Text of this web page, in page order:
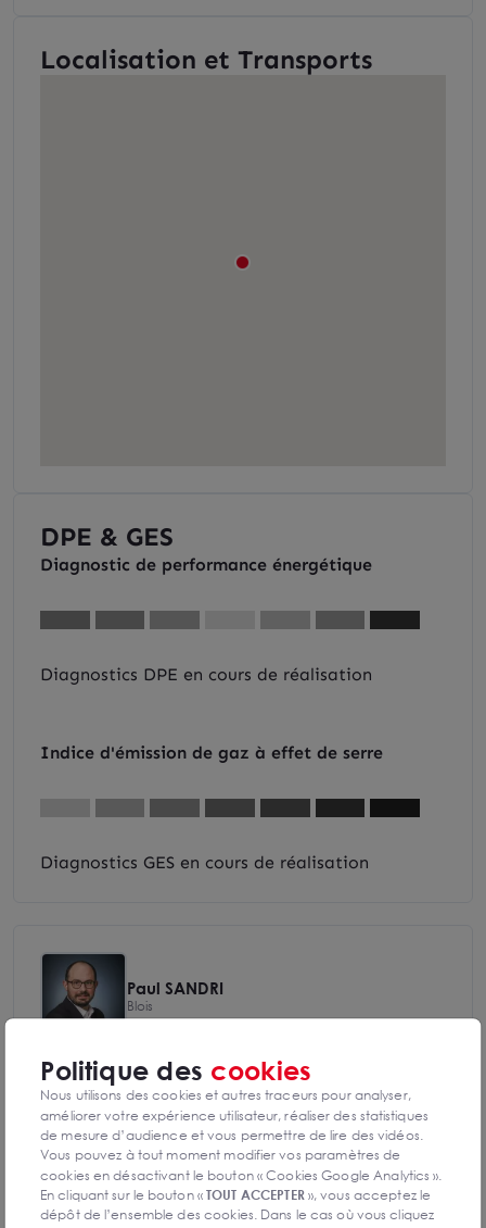
Localisation et Transports
DPE & GES
Diagnostic de performance énergétique
Diagnostics DPE en cours de réalisation
Indice d'émission de gaz à effet de serre
Diagnostics GES en cours de réalisation
Paul SANDRI
Blois
0254740888
Mettre en favoris
Nom Prénom
Politique des cookies
Nous utilisons des cookies et autres traceurs pour analyser,
améliorer votre expérience utilisateur, réaliser des statistiques
de mesure d’audience et vous permettre de lire des vidéos.
Vous pouvez à tout moment modifier vos paramètres de
cookies en désactivant le bouton « Cookies Google Analytics ».
En cliquant sur le bouton «TOUT ACCEPTER», vous acceptez le
dépôt de l’ensemble des cookies. Dans le cas où vous cliquez